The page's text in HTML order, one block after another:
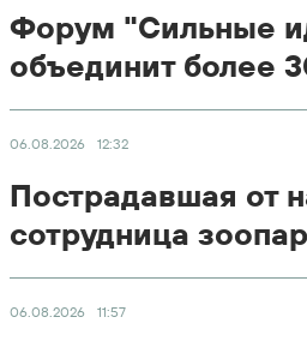
Форум "Сильные
объединит более
06.08.2026 12:32
Пострадавшая от
сотрудница
06.08.2026 11:57